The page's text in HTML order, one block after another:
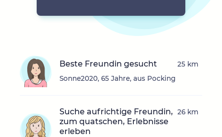
Beste Freundin gesucht
Sonne2020, 65 Jahre, aus Pocking
25 km
Suche aufrichtige Freundin,
zum quatschen, Erlebnisse
erleben
26 km